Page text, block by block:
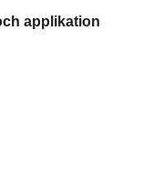
applikation